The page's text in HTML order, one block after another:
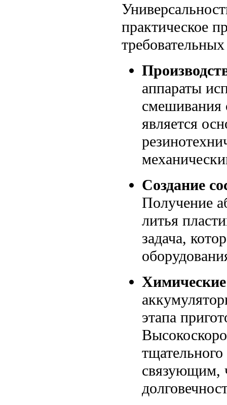
практическое
аппараты
смешивания
является
Создание
Получение
литья
задача,
этапа
связующим,